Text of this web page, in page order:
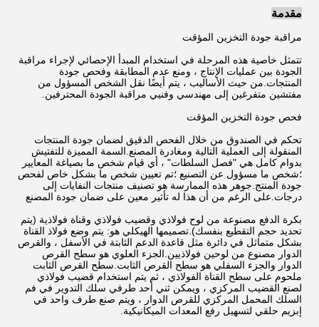
مقدمة
مراقبة جودة التخزين المؤقت
تتمثل خاصية هذه المرحلة في استخدام المبدأ الإحصائي لإجراء مراقبة
الجودة بين عمليات الإنتاج ، ومنع عدم المطابقة وفحص جودة
المنتجات.من حيث الأساليب ، يتم أيضًا نقل الشخص المسؤول من
مفتشين متفرغين إلى مهندسي وفنيي مراقبة الجودة المحترفين.
فحص جودة التخزين المؤقت
تحكم في الصندوق من خلال الفحص الدقيق لضمان جودة المنتجات
المنقولة إلى العملية التالية ومغادرة المصنع.السمة المميزة للتفتيش
بدوام كامل هي "فصل السلطات" ، أي قيام شخص ما بصياغة المعايير
؛شخص ما مسؤول عن التصنيع ؛تم تعيين شخص ما بشكل خاص لفحص
جودة المنتج.جوهر هذه الممارسة هو تصنيف منتجات النفايات إلى
درجات.على الرغم من أن هذا له تأثير معين على ضمان جودة المصنع
بكرة الدفع مصنوعة من لوح فولاذي وقضيب فولاذي وقناة فولاذية (يتم
تحديد حجم التقطيع بنفسك).تصميمها الهيكلي هو: يتم وضع فولاذ القناة
بشكل متماثل في دائرة مثل قاعدة الدعم الثابتة في الأسفل ، والقرص
الدوار مصنوع من لوحين فولاذيين.الجزء العلوي هو سطح القرص
الدوار والجزء السفلي هو سطح القرص الثابت.سطح القرص الثابت
ملحوم على سطح القناة الفولاذي ، ثم يتم استخدام قضيب فولاذي
لصنع القضيب المركزي ، ويمكن ثني أحد طرفي سلك التدوير في فم
السلك المحمل المركزي للقرص الدوار ، ويتم صنع طرف واحد في
إبزيم حلقي لتسهيل رفع المعدات الميكانيكية.